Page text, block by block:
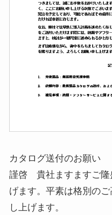
カタログ送付のお願い
謹啓 貴社ますますご隆
げます。平素は格別の
し上げます。